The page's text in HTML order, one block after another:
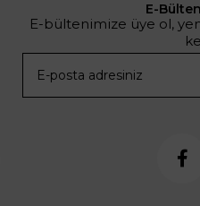
E-
E-bültenimize üye ol,